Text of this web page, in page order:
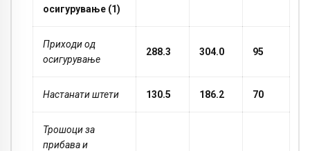
осигурување (1)
Приходи од
осигурување
288.3 304.0 95
Настанати штети 130.5 186.2 70
Трошоци за
прибава и